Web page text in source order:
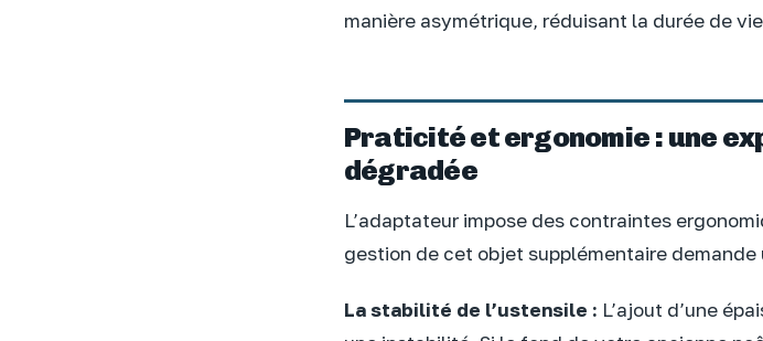
manière asymétrique, réduisant la durée de
Praticité et ergonomie : une
dégradée
L’adaptateur impose des contraintes
gestion de cet objet supplémentaire
La stabilité de l’ustensile : L’ajout d’une